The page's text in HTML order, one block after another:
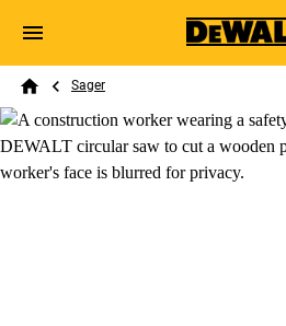
Skip to main
Search
Breadcrumb
Sager